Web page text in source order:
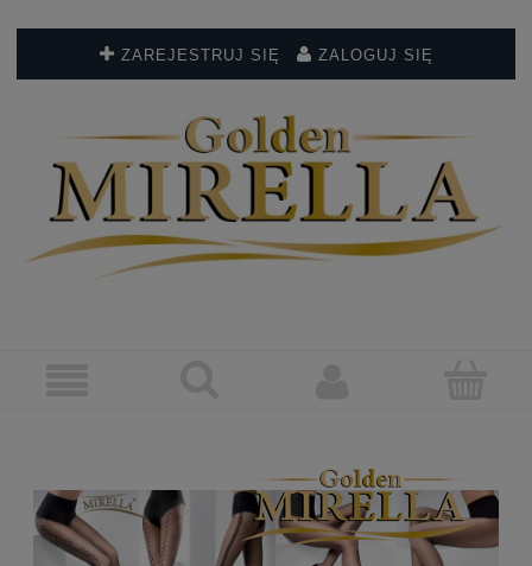
ZAREJESTRUJ SIĘ ZALOGUJ SIĘ